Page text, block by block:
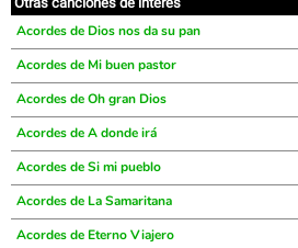
Acordes de Dios nos da su pan
Acordes de Mi buen pastor
Acordes de Oh gran Dios
Acordes de A donde irá
Acordes de Si mi pueblo
Acordes de La Samaritana
Acordes de Eterno Viajero